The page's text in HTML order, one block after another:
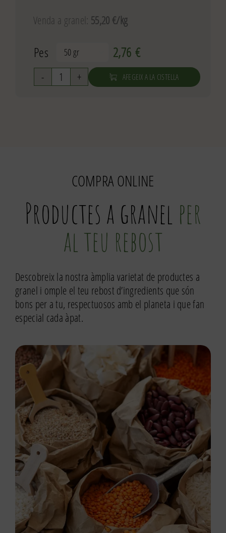
Venda a granel: 55,20 €/kg
Pes 2,76 €
quantitat
AFEGEIX A LA CISTELLA
COMPRA ONLINE
Productes a granel per
al teu rebost
Descobreix la nostra àmplia varietat de productes a
granel i omple el teu rebost d’ingredients que són
bons per a tu, respectuosos amb el planeta i que fan
especial cada àpat.